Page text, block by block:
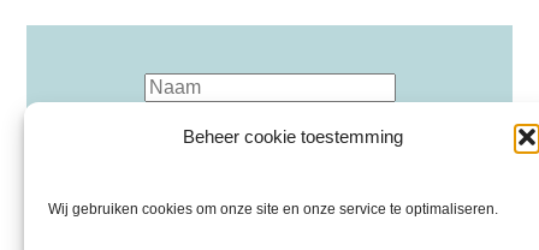
Beheer cookie toestemming
Wij gebruiken cookies om onze site en onze service te optimaliseren.